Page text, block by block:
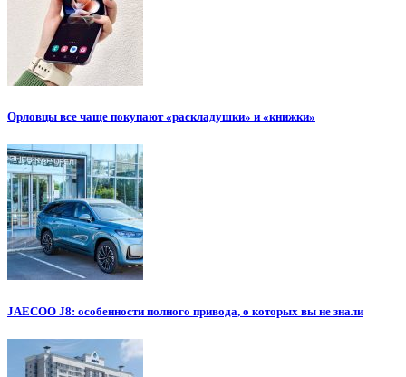
Орловцы все чаще покупают «раскладушки» и «книжки»
JAECOO J8: особенности полного привода, о которых вы не знали